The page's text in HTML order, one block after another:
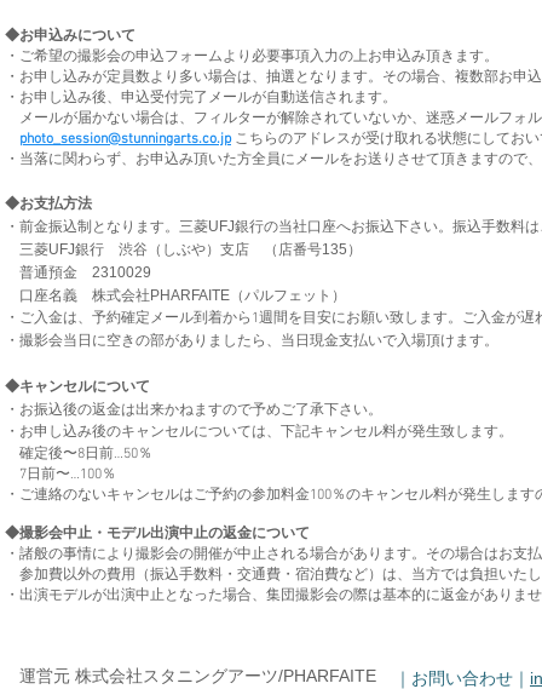
◆お申込みについて
・ご希望の撮影会の申込フォームより必要事項入力の上お申込み頂きます。
・お申し込みが定員数より多い場合は、抽選となります。その場合、複数部お
・お申し込み後、申込受付完了メールが自動送信されます。
メールが届かない場合は、フィルターが解除されていないか、迷惑メールフォ
photo_session@stunningarts.co.jp こちらのアドレスが受け取れる状態にしてお
・当落に関わらず、お申込み頂いた方全員にメールをお送りさせて頂きますので
◆お支払方法
・前金振込制となります。 三菱UFJ銀行の当社口座へお振込下さい。振込手数料
三菱UFJ銀行 渋谷（しぶや）支店 （店番号135）
普通預金 2310029
口座名義 株式会社PHARFAITE（パルフェット）
・ご入金は、予約確定メール到着から1週間を目安にお願い致します。ご入金が
・撮影会当日に空きの部がありましたら、当日現金支払いで入場頂けます。
◆キャンセルについて
・お振込後の返金は出来かねますので予めご了承下さい。
・お申し込み後のキャンセルについては、下記キャンセル料が発生致します。
確定後〜8日前…50％
7日前〜…100％
・ご連絡のないキャンセルはご予約の参加料金100％のキャンセル料が発生しま
◆撮影会中止・モデル出演中止の返金について
・諸般の事情により撮影会の開催が中止される場合があります。その場合はお支
参加費以外の費用（振込手数料・交通費・宿泊費など）は、当方では負担いた
・出演モデルが出演中止となった場合、集団撮影会の際は基本的に返金があり
運営元 株式会社スタニングアーツ/PHARFAITE ｜お問い合わせ｜